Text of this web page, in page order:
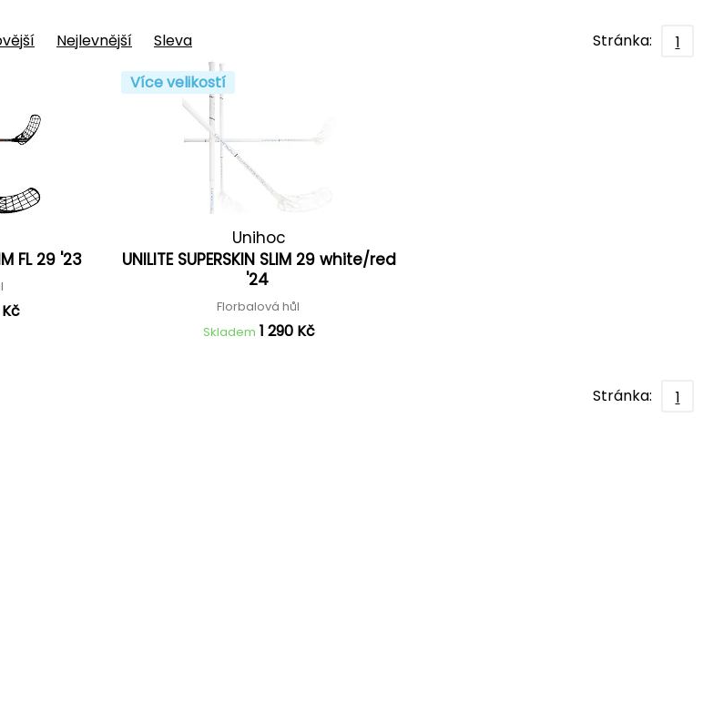
Nejlevnější Sleva Stránka:
1
FL 29 '23
Více velikostí
Unihoc
UNILITE SUPERSKIN SLIM 29 white/red
'24
Florbalová hůl
Skladem 1 290 Kč
Stránka: 1